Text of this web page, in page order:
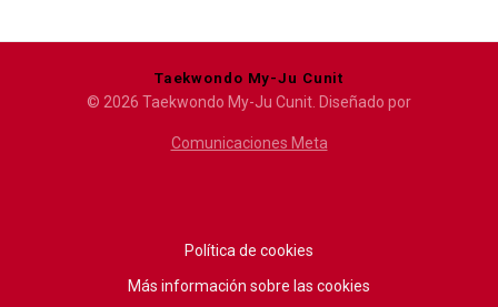
Taekwondo My-Ju Cunit
© 2026 Taekwondo My-Ju Cunit. Diseñado por
Comunicaciones Meta
Política de cookies
Más información sobre las cookies